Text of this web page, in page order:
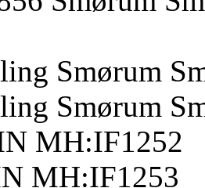
Smørum
Smørum
MH:IF1252
MH:IF1253